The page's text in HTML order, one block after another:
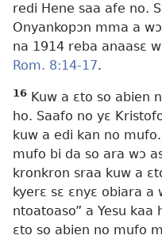
redi Hene saa afe no.
Onyankopɔn mma a
na 1914 reba anaasɛ
Rom. 8:14-17.
16 Kuw a ɛto so abien
ho. Saafo no yɛ
kuw a edi kan no
mufo bi da so ara wɔ
kronkron sraa kuw a
kyerɛ sɛ ɛnyɛ obiara a
ntoatoaso” a Yesu kaa
ɛto so abien no mufo